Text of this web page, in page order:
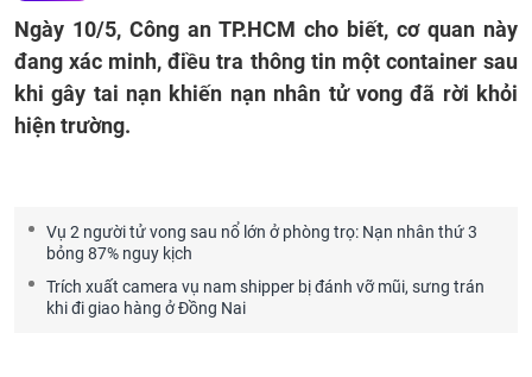
Ngày 10/5, Công an TP.HCM cho biết, cơ quan này
đang xác minh, điều tra thông tin một container sau
khi gây tai nạn khiến nạn nhân tử vong đã rời khỏi
hiện trường.
Vụ 2 người tử vong sau nổ lớn ở phòng trọ: Nạn nhân thứ 3
bỏng 87% nguy kịch
Trích xuất camera vụ nam shipper bị đánh vỡ mũi, sưng trán
khi đi giao hàng ở Đồng Nai